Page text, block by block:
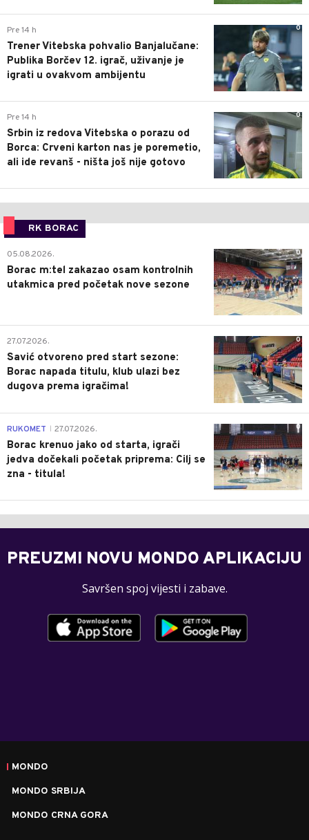
0
Pre 14 h
Trener Vitebska pohvalio Banjalučane:
Publika Borčev 12. igrač, uživanje je
igrati u ovakvom ambijentu
0
Pre 14 h
Srbin iz redova Vitebska o porazu od
Borca: Crveni karton nas je poremetio,
ali ide revanš - ništa još nije gotovo
RK BORAC
0
05.08.2026.
Borac m:tel zakazao osam kontrolnih
utakmica pred početak nove sezone
0
27.07.2026.
Savić otvoreno pred start sezone:
Borac napada titulu, klub ulazi bez
dugova prema igračima!
0
RUKOMET 27.07.2026.
Borac krenuo jako od starta, igrači
jedva dočekali početak priprema: Cilj se
zna - titula!
PREUZMI NOVU MONDO APLIKACIJU
Savršen spoj vijesti i zabave.
MONDO
MONDO SRBIJA
MONDO CRNA GORA